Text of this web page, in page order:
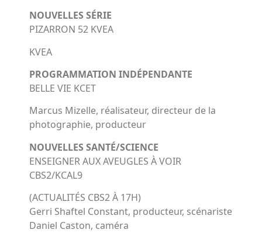
NOUVELLES SÉRIE
PIZARRON 52 KVEA
KVEA
PROGRAMMATION INDÉPENDANTE
BELLE VIE KCET
Marcus Mizelle, réalisateur, directeur de la
photographie, producteur
NOUVELLES SANTÉ/SCIENCE
ENSEIGNER AUX AVEUGLES À VOIR
CBS2/KCAL9
(ACTUALITÉS CBS2 À 17H)
Gerri Shaftel Constant, producteur, scénariste
Daniel Caston, caméra